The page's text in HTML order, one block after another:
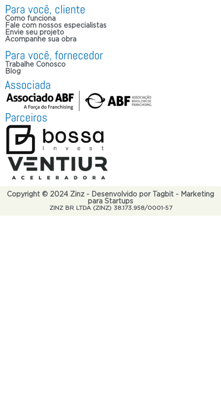
Para você, cliente
Como funciona
Fale com nossos especialistas
Envie seu projeto
Acompanhe sua obra
Para você, fornecedor
Trabalhe Conosco
Blog
Associada
Parceiros
Copyright © 2024 Zinz - Desenvolvido por Tagbit - Marketing
para Startups
ZINZ BR LTDA (ZINZ) 38.173.958/0001-57